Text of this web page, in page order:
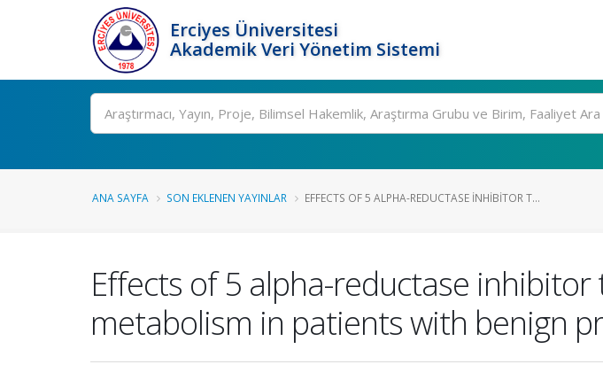
Erciyes Üniversitesi
Akademik Veri Yönetim Sistemi
Ara
ANA SAYFA SON EKLENEN YAYINLAR EFFECTS OF 5 ALPHA-REDUCTASE INHIBITOR T...
Effects of 5 alpha-reductase
metabolism in patients with benign